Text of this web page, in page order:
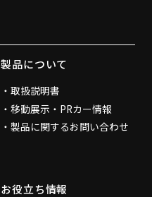
製品について
取扱説明書
移動展示・PRカー情報
製品に関するお問い合わせ
お役立ち情報